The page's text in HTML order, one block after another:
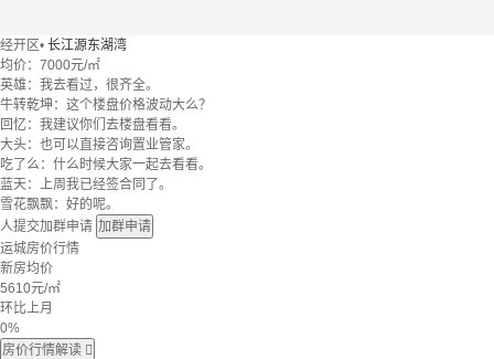
经开区• 长江源东湖湾
均价： 7000元/㎡
英雄：我去看过，很齐全。
牛转乾坤：这个楼盘价格波动大么？
回忆：我建议你们去楼盘看看。
大头：也可以直接咨询置业管家。
吃了么：什么时候大家一起去看看。
蓝天：上周我已经签合同了。
雪花飘飘：好的呢。
人提交加群申请 加群申请
运城房价行情
新房均价
5610元/㎡
环比上月
0%
房价行情解读 